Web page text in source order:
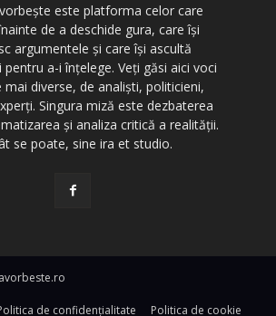
este platforma celor care
de a deschide gura, care își
argumentele și care își ascultă
a-i înțelege. Veți găsi aici voci
mai diverse, de analiști, politicieni,
Singura miză este dezbaterea
și analiza critică a realității.
se poate, sine ira et studio.
de confidențialitate Politica de cookie